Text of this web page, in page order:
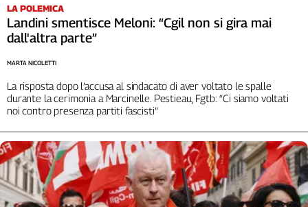
LA POLEMICA
Landini smentisce Meloni: “Cgil non si gira mai
dall'altra parte”
La risposta dopo l’accusa al sindacato di aver voltato le spalle
durante la cerimonia a Marcinelle. Pestieau, Fgtb: “Ci siamo voltati
noi contro presenza partiti fascisti”
MARTA NICOLETTI